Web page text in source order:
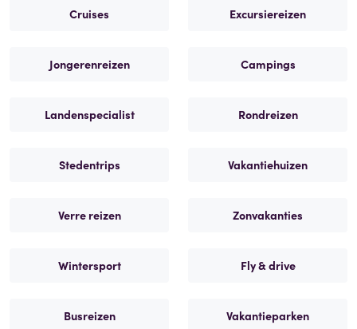
Cruises Excursiereizen
Jongerenreizen Campings
Landenspecialist Rondreizen
Stedentrips Vakantiehuizen
Verre reizen Zonvakanties
Wintersport Fly & drive
Busreizen Vakantieparken